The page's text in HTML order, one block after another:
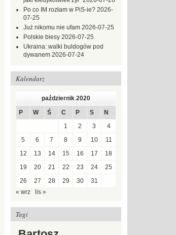
Po co IM rozłam w PiS-ie? 2026-
07-25
Już nikomu nie ufam 2026-07-25
Polskie biesy 2026-07-25
Ukraina: walki buldogów pod
dywanem 2026-07-24
Kalendarz
październik 2020
P
W Ś C P S
N
1
2 3
4
5
6 7 8 9 10
11
12
13 14 15 16 17
18
19
20 21 22 23 24
25
26
27 28 29 30
31
« wrz
lis »
Tagi